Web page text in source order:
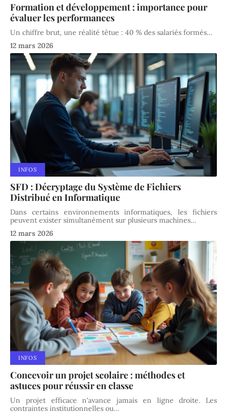
Formation et développement : importance pour
évaluer les performances
Un chiffre brut, une réalité têtue : 40 % des salariés formés…
12 mars 2026
INFOS
SFD : Décryptage du Système de Fichiers
Distribué en Informatique
Dans certains environnements informatiques, les fichiers
peuvent exister simultanément sur plusieurs machines…
12 mars 2026
INFOS
Concevoir un projet scolaire : méthodes et
astuces pour réussir en classe
Un projet efficace n'avance jamais en ligne droite. Les
contraintes institutionnelles ou…